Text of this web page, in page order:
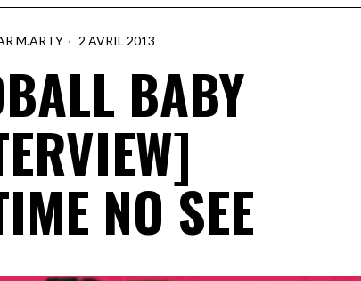
M.ARTY 2 AVRIL 2013
BABY
NO SEE